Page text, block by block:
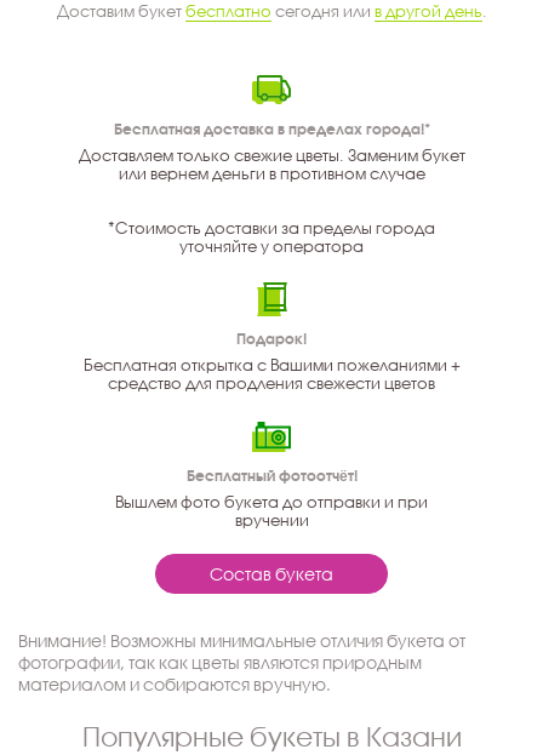
Доставим букетбесплатно сегодня или в другой день
Бесплатная доставка в пределах города!*
Доставляем только свежие цветы. Заменим букет
или вернем деньги в противном случае
*Стоимость доставки за пределы города
уточняйте у оператора
Подарок!
Бесплатная открытка с Вашими пожеланиями +
средство для продления свежести цветов
Бесплатный фотоотчёт!
Вышлем фото букета до отправки и при
вручении
Состав букета
Внимание! Возможны минимальные отличия букета от
фотографии, так как цветы являются природным
материалом и собираются вручную.
Популярные букеты в Казани